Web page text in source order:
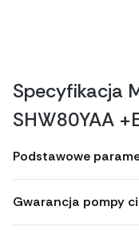
Specyfikacja
SHW80YAA
Podstawowe
Gwarancja pompy